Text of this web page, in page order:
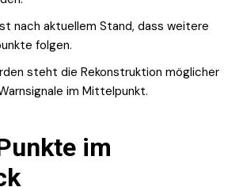
nach aktuellem Stand, dass weitere
folgen.
steht die Rekonstruktion möglicher
im Mittelpunkt.
im